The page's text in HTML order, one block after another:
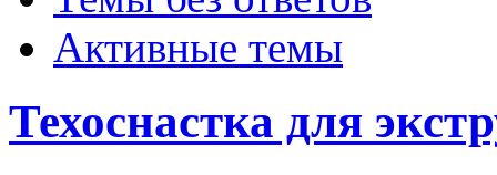
Активные темы
Техоснастка для